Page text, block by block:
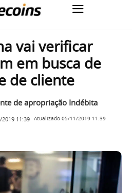
vai verificar
em busca de
de cliente
de apropriação Indébita
11:39 Atualizado 05/11/2019 11:39